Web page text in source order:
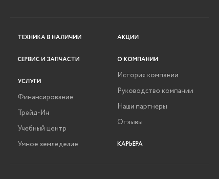
ТЕХНИКА В НАЛИЧИИ
СЕРВИС И ЗАПЧАСТИ
УСЛУГИ
Финансирование
Трейд-Ин
Учебный центр
Умное земледелие
АКЦИИ
О КОМПАНИИ
История компании
Руководство компании
Наши партнеры
Отзывы
КАРЬЕРА